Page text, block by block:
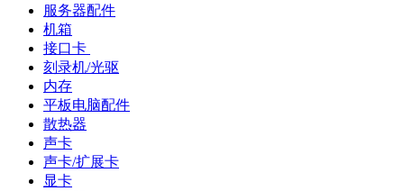
服务器配件
机箱
接口卡
刻录机/光驱
内存
平板电脑配件
散热器
声卡
声卡/扩展卡
显卡